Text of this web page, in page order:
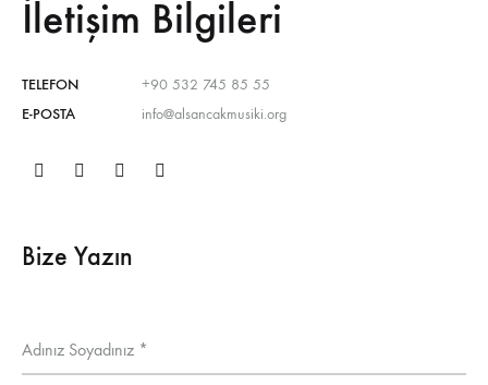
İletişim Bilgileri
TELEFON
+90 532 745 85 55
E-POSTA
info@alsancakmusiki.org
Bize Yazın
Adınız Soyadınız *